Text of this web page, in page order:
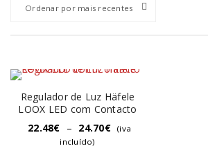
Ordenar por mais recentes
Regulador de Luz Häfele
LOOX LED com Contacto
22.48€ – 24.70€
(iva
incluído)